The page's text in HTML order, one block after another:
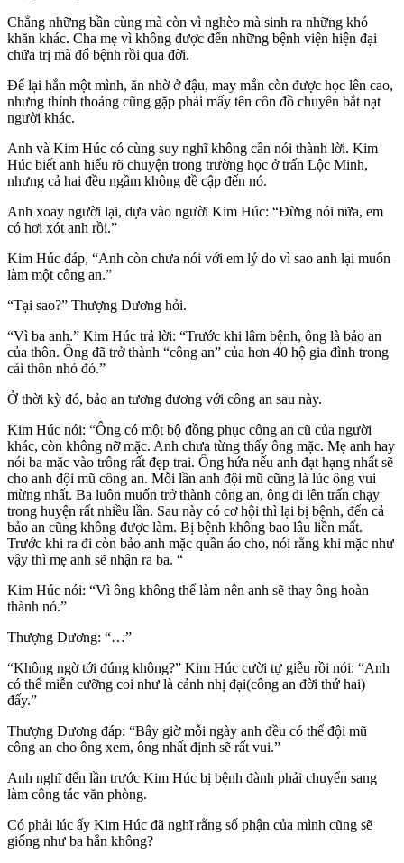
Chẳng những bần cùng mà còn vì nghèo mà sinh ra những khó
khăn khác. Cha mẹ vì không được đến những bệnh viện hiện đại
chữa trị mà đổ bệnh rồi qua đời.
Để lại hắn một mình, ăn nhờ ở đậu, may mắn còn được học lên cao,
nhưng thỉnh thoảng cũng gặp phải mấy tên côn đồ chuyên bắt nạt
người khác.
Anh và Kim Húc có cùng suy nghĩ không cần nói thành lời. Kim
Húc biết anh hiểu rõ chuyện trong trường học ở trấn Lộc Minh,
nhưng cả hai đều ngầm không đề cập đến nó.
Anh xoay người lại, dựa vào người Kim Húc: “Đừng nói nữa, em
có hơi xót anh rồi.”
Kim Húc đáp, “Anh còn chưa nói với em lý do vì sao anh lại muốn
làm một công an.”
“Tại sao?” Thượng Dương hỏi.
“Vì ba anh.” Kim Húc trả lời: “Trước khi lâm bệnh, ông là bảo an
của thôn. Ông đã trở thành “công an” của hơn 40 hộ gia đình trong
cái thôn nhỏ đó.”
Ở thời kỳ đó, bảo an tương đương với công an sau này.
Kim Húc nói: “Ông có một bộ đồng phục công an cũ của người
khác, còn không nỡ mặc. Anh chưa từng thấy ông mặc. Mẹ anh hay
nói ba mặc vào trông rất đẹp trai. Ông hứa nếu anh đạt hạng nhất sẽ
cho anh đội mũ công an. Mỗi lần anh đội mũ cũng là lúc ông vui
mừng nhất. Ba luôn muốn trở thành công an, ông đi lên trấn chạy
trong huyện rất nhiều lần. Sau này có cơ hội thì lại bị bệnh, đến cả
bảo an cũng không được làm. Bị bệnh không bao lâu liền mất.
Trước khi ra đi còn bảo anh mặc quần áo cho, nói rằng khi mặc như
vậy thì mẹ anh sẽ nhận ra ba. “
Kim Húc nói: “Vì ông không thể làm nên anh sẽ thay ông hoàn
thành nó.”
Thượng Dương: “…”
“Không ngờ tới đúng không?” Kim Húc cười tự giễu rồi nói: “Anh
có thể miễn cưỡng coi như là cảnh nhị đại(công an đời thứ hai)
đấy.”
Thượng Dương đáp: “Bây giờ mỗi ngày anh đều có thể đội mũ
công an cho ông xem, ông nhất định sẽ rất vui.”
Anh nghĩ đến lần trước Kim Húc bị bệnh đành phải chuyển sang
làm công tác văn phòng.
Có phải lúc ấy Kim Húc đã nghĩ rằng số phận của mình cũng sẽ
giống như ba hắn không?